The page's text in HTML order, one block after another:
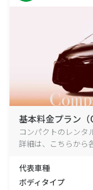
基本料金プラン（
コンパクトのレンタ
詳細は、こちらから
代表車種
ボディタイプ